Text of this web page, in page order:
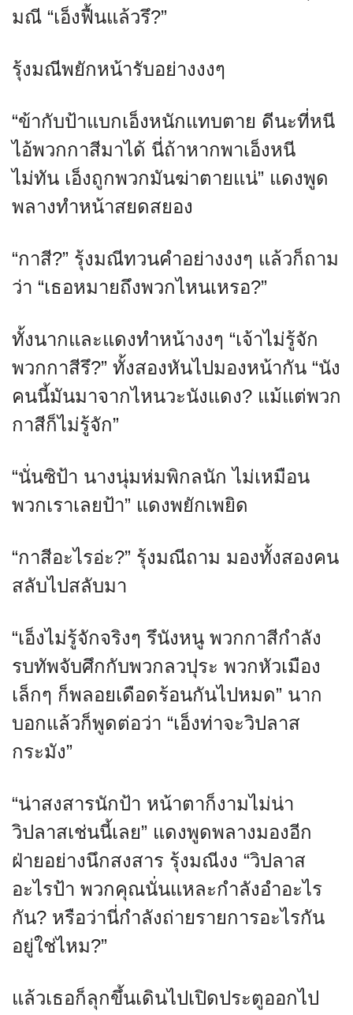
มณี “เอ็งฟื้นแล้วรึ?”
รุ้งมณีพยักหน้ารับอย่างงงๆ
“ข้ากับป้าแบกเอ็งหนักแทบตาย ดีนะที่หนี
ไอ้พวกกาสีมาได้ นี่ถ้าหากพาเอ็งหนี
ไม่ทัน เอ็งถูกพวกมันฆ่าตายแน่” แดงพูด
พลางทำหน้าสยดสยอง
“กาสี?” รุ้งมณีทวนคำอย่างงงๆ แล้วก็ถาม
ว่า “เธอหมายถึงพวกไหนเหรอ?”
ทั้งนากและแดงทำหน้างงๆ “เจ้าไม่รู้จัก
พวกกาสีรึ?” ทั้งสองหันไปมองหน้ากัน “นัง
คนนี้มันมาจากไหนวะนังแดง? แม้แต่พวก
กาสีก็ไม่รู้จัก”
“นั่นซิป้า นางนุ่มห่มพิกลนัก ไม่เหมือน
พวกเราเลยป้า” แดงพยักเพยิด
“กาสีอะไรอ่ะ?” รุ้งมณีถาม มองทั้งสองคน
สลับไปสลับมา
“เอ็งไม่รู้จักจริงๆ รึนังหนู พวกกาสีกำลัง
รบทัพจับศึกกับพวกลวปุระ พวกหัวเมือง
เล็กๆ ก็พลอยเดือดร้อนกันไปหมด” นาก
บอกแล้วก็พูดต่อว่า “เอ็งท่าจะวิปลาส
กระมัง”
“น่าสงสารนักป้า หน้าตาก็งามไม่น่า
วิปลาสเช่นนี้เลย” แดงพูดพลางมองอีก
ฝ่ายอย่างนึกสงสาร รุ้งมณีงง “วิปลาส
อะไรป้า พวกคุณนั่นแหละกำลังอำอะไร
กัน? หรือว่านี่กำลังถ่ายรายการอะไรกัน
อยู่ใช่ไหม?”
แล้วเธอก็ลุกขึ้นเดินไปเปิดประตูออกไป